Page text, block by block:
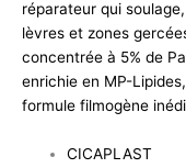
réparateur qui
lèvres et zones
concentrée à 5% de
enrichie en MP-
formule filmogène
CICAPLAST